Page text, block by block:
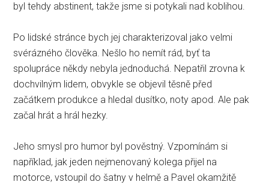
byl tehdy abstinent, takže jsme si potykali nad koblihou.
Po lidské stránce bych jej charakterizoval jako velmi
svérázného člověka. Nešlo ho nemít rád, byť ta
spolupráce někdy nebyla jednoduchá. Nepatřil zrovna k
dochvilným lidem, obvykle se objevil těsně před
začátkem produkce a hledal dusítko, noty apod. Ale pak
začal hrát a hrál hezky.
Jeho smysl pro humor byl pověstný. Vzpomínám si
například, jak jeden nejmenovaný kolega přijel na
motorce, vstoupil do šatny v helmě a Pavel okamžitě